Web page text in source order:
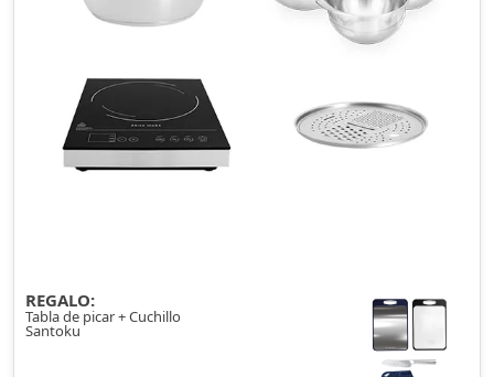
REGALO:
Tabla de picar + Cuchillo
Santoku